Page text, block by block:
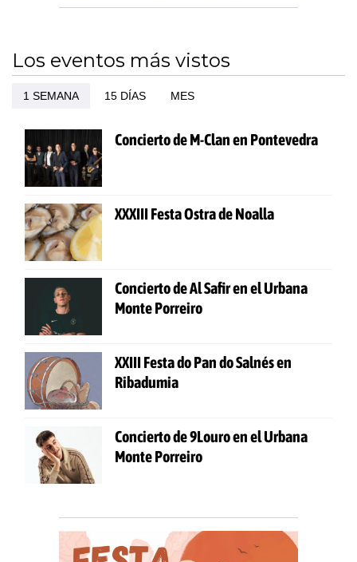
Los eventos más vistos
1 SEMANA 15 DÍAS MES
Concierto de M-Clan en Pontevedra
XXXIII Festa Ostra de Noalla
Concierto de Al Safir en el Urbana
Monte Porreiro
XXIII Festa do Pan do Salnés en
Ribadumia
Concierto de 9Louro en el Urbana
Monte Porreiro